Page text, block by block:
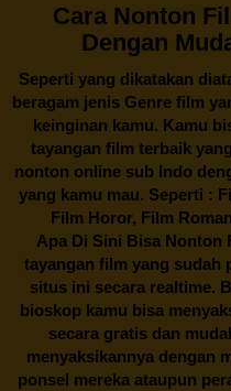
Cara Nonton
Dengan
Seperti yang dikatakan
beragam jenis Genre film
keinginan kamu. Kamu
tayangan film terbaik
nonton online sub Indo
yang kamu mau. Seperti :
Film Horor, Film
Apa Di Sini Bisa Nonton
tayangan film yang sudah
situs ini secara realtime.
bioskop kamu bisa
secara gratis dan
menyaksikannya dengan
ponsel mereka ataupun